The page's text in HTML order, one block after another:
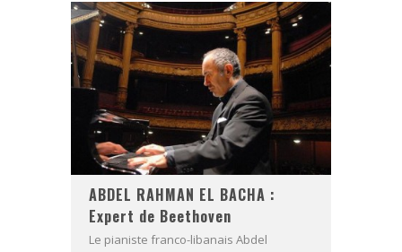
ABDEL RAHMAN EL BACHA :
Expert de Beethoven
Le pianiste franco-libanais Abdel